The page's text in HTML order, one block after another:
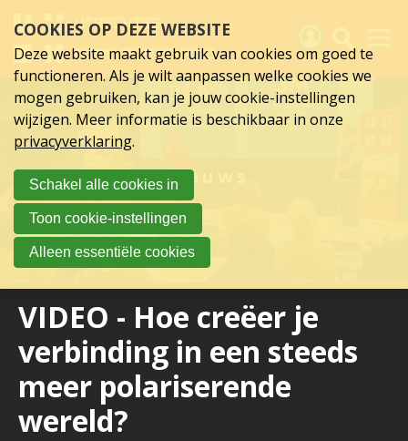
links
over
Spring
hoofd
inhoud
Spring
naar
hoofdnavigatie
Nieuws
VIDEO - Hoe creëer je
verbinding in een steeds
meer polariserende
wereld?
Activiteiten
Nieuws
Verslagen
Sluit je aan
Over UCK
COOKIES OP DEZE WEBSITE
Deze website maakt gebruik van cookies om goed te
functioneren. Als je wilt aanpassen welke cookies we
mogen gebruiken, kan je jouw cookie-instellingen
wijzigen. Meer informatie is beschikbaar in onze
privacyverklaring.
Schakel alle cookies in
Toon cookie-instellingen
Alleen essentiële cookies